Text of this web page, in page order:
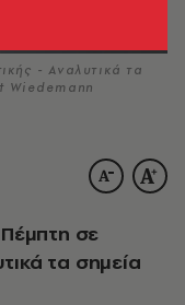
- Αναλυτικά τα
Wiedemann
σε
τα σημεία